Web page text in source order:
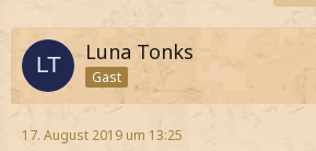
Jetzt Fanclub-Mitglied
Luna Tonks
Gast
17. August 2019 um 13:25